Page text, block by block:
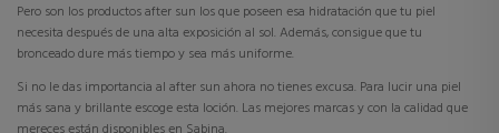
Pero son los productos after sun los que poseen esa hidratación que tu piel
necesita después de una alta exposición al sol. Además, consigue que tu
bronceado dure más tiempo y sea más uniforme.
Si no le das importancia al after sun ahora no tienes excusa. Para lucir una piel
más sana y brillante escoge esta loción. Las mejores marcas y con la calidad que